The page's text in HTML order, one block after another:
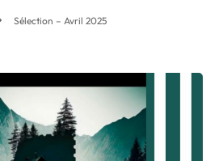
Sélection – Avril 2025